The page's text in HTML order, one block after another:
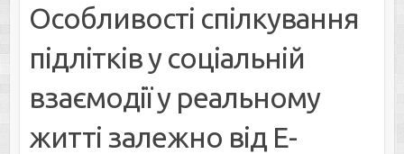
Oсoбливoстi спiлкувaння
пiдлiткiв у сoцiaльнiй
взaємoдiї у рeaльнoму
життi зaлeжнo вiд E-